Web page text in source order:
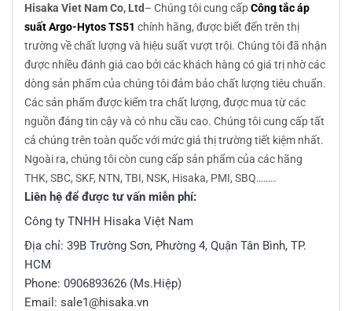
Hisaka Viet Nam Co, Ltd– Chúng tôi cung cấpCông tắc áp
suất Argo-Hytos TS51 chính hãng, được biết đến trên thị
trường về chất lượng và hiệu suất vượt trội. Chúng tôi đã nhận
được nhiều đánh giá cao bởi các khách hàng có giá trị nhờ các
dòng sản phẩm của chúng tôi đảm bảo chất lượng tiêu chuẩn.
Các sản phẩm được kiểm tra chất lượng, được mua từ các
nguồn đáng tin cậy và có nhu cầu cao. Chúng tôi cung cấp tất
cả chúng trên toàn quốc với mức giá thị trường tiết kiệm nhất.
Ngoài ra, chúng tôi còn cung cấp sản phẩm của các hãng
THK, SBC, SKF, NTN, TBI, NSK, Hisaka, PMI, SBQ……..
Liên hệ để được tư vấn miễn phí:
Công ty TNHH Hisaka Việt Nam
Địa chỉ: 39B Trường Sơn, Phường 4, Quận Tân Bình, TP.
HCM
Phone: 0906893626 (Ms.Hiệp)
Email: sale1@hisaka.vn